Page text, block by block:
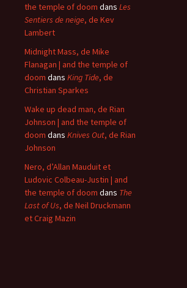
the temple of doom dans Les
Sentiers de neige, de Kev
Lambert
Midnight Mass, de Mike
Flanagan | and the temple of
doom dans King Tide, de
Christian Sparkes
Wake up dead man, de Rian
Johnson | and the temple of
doom dans Knives Out, de Rian
Johnson
Nero, d’Allan Mauduit et
Ludovic Colbeau-Justin | and
the temple of doom dans The
Last of Us, de Neil Druckmann
et Craig Mazin